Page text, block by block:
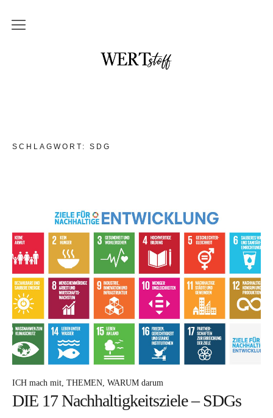
THEMEN
DAS braucht kein Mensch
WERTstoff.shop
DA frag ich nach
MEHR davon
ICH mach mit
WARUM darum
DAS bin ich
SCHLAGWORT: SDG
ICH mach mit THEMEN WARUM darum
DIE 17 Nachhaltigkeitsziele – SDGs